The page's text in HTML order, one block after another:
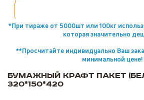
*При тираже от 5000шт или 100кг
которая значительно
**Просчитайте индивидуально Ваш
минимальной цене!
Бумажный крафт пакет
320*150*420